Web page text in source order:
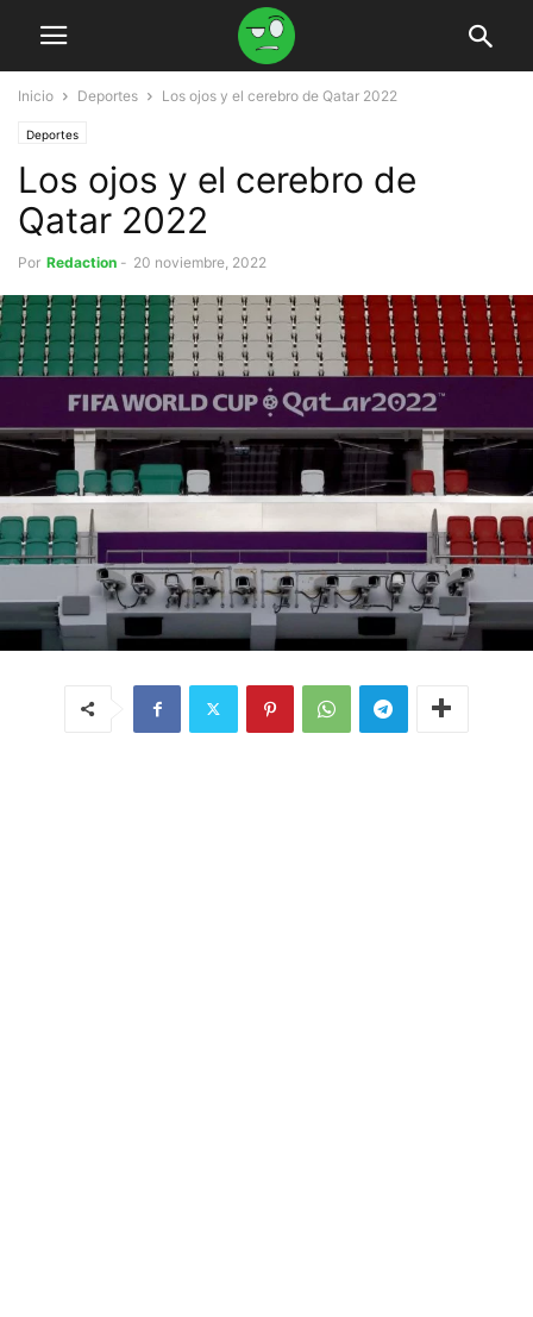
Inicio Deportes Los ojos y el cerebro de Qatar 2022
Deportes
Los ojos y el cerebro de
Qatar 2022
Por Redaction - 20 noviembre, 2022